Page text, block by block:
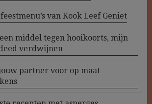
van Kook Leef Geniet
middel tegen hooikoorts, mijn
verdwijnen
partner voor op maat